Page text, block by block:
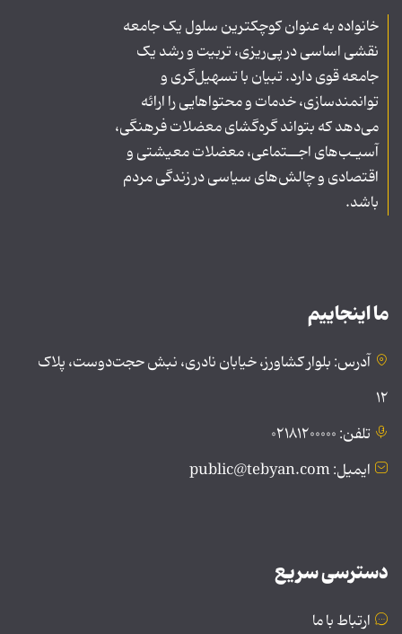
خانواده به عنوان کوچکترین سلول یک جامعه
نقشی اساسی در پی‌ریزی، تربیت و رشد یک
جامعه قوی دارد. تبیان با تسهیل‌گری و
توانمندسازی، خدمات و محتواهایی را ارائه
می‌دهد که بتواند گره‌گشای معضلات فرهنگی،
آسیـب‌های اجــتماعی، معضلات معیشتی و
اقتصادی و چالش‌های سیاسی در زندگی مردم
باشد.
ما اینجاییم
آدرس: بلوار کشاورز، خیابان نادری، نبش حجت‌دوست، پلاک
۱۲
تلفن: ۰۲۱۸۱۲۰۰۰۰۰
ایمیل: public@tebyan.com
دسترسی سریع
ارتباط با ما